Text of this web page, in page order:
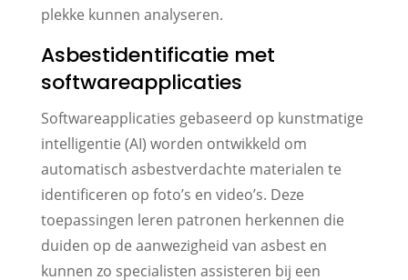
plekke kunnen analyseren.
Asbestidentificatie met
softwareapplicaties
Softwareapplicaties gebaseerd op kunstmatige
intelligentie (AI) worden ontwikkeld om
automatisch asbestverdachte materialen te
identificeren op foto’s en video’s. Deze
toepassingen leren patronen herkennen die
duiden op de aanwezigheid van asbest en
kunnen zo specialisten assisteren bij een